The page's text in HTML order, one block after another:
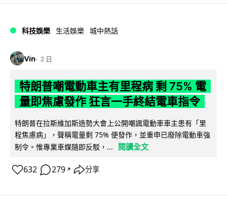
科技娛樂 生活娛樂 城中熱話
Vin 2 日
特朗普嘲電動車主有里程病 剩 75% 電
量即焦慮發作 狂言一手終結電車指令
特朗普在拉斯維加斯造勢大會上公開嘲諷電動車車主患有「里
程焦慮病」，聲稱電量剩 75% 便發作，並重申已廢除電動車強
制令。惟專業車媒隨即反駁，...
閱讀全文
632 279 ↗ 分享